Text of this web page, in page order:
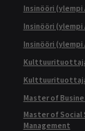
Insinööri (ylempi
Insinööri (ylempi
Insinööri (ylempi
Kulttuurituottaja
Kulttuurituottaja
Master of
Master of Social
Management